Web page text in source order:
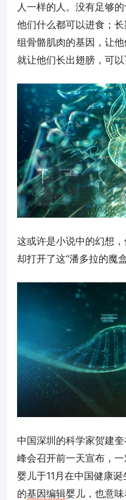
人一样的人。没有足够
他们什么都可以进食；
组骨骼肌肉的基因，让
就让他们长出翅膀，可以
这或许是小说中的幻想
却打开了这“潘多拉的魔盒
中国深圳的科学家贺建
峰会召开前一天宣布，
婴儿于11月在中国健康
的基因编辑婴儿，也意